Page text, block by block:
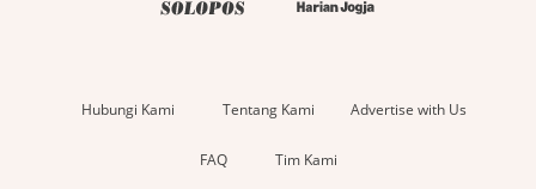
Hubungi Kami Tentang Kami Advertise with Us
FAQ Tim Kami